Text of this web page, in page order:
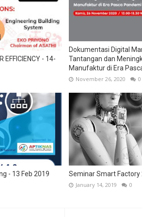
EFFICIENCY - 14-
Dokumentasi Digital
Tantangan dan
Manufaktur di Era
November 26, 2020 0
- 13 Feb 2019 Seminar Smart Factory
January 14, 2019 0